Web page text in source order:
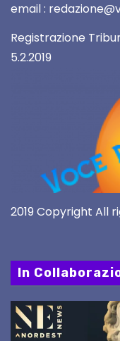
email :
Registrazione
5.2.2019
2019 Copyright All
In